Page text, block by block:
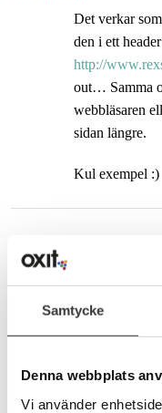
Samtycke
Denna webbplats
Vi använder
Det verkar
den i ett
http://
out… Samma
webbläsaren
sidan längre.
Kul exempel :)
Leave A Comment